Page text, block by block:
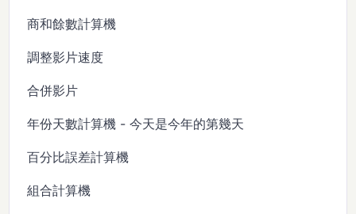
商和餘數計算機
調整影片速度
合併影片
年份天數計算機 - 今天是今年的第幾天
百分比誤差計算機
組合計算機